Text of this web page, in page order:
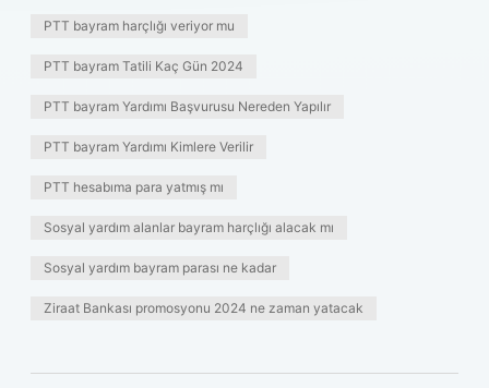
PTT bayram harçlığı veriyor mu
PTT bayram Tatili Kaç Gün 2024
PTT bayram Yardımı Başvurusu Nereden Yapılır
PTT bayram Yardımı Kimlere Verilir
PTT hesabıma para yatmış mı
Sosyal yardım alanlar bayram harçlığı alacak mı
Sosyal yardım bayram parası ne kadar
Ziraat Bankası promosyonu 2024 ne zaman yatacak